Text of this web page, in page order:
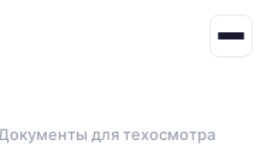
для техосмотра